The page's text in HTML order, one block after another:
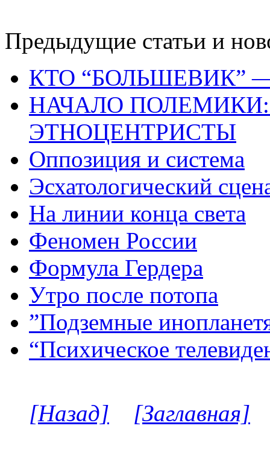
Предыдущие статьи и
КТО “БОЛЬШЕВИК”
НАЧАЛО
ЭТНОЦЕНТРИСТЫ
Оппозиция и система
Эсхатологический
На линии конца света
Феномен России
Формула Гердера
Утро после потопа
”Подземные
“Психическое
[Назад] [Заглавная]